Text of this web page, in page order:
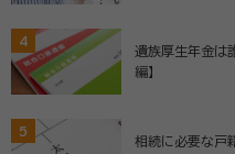
4
遺族厚生年金は
編】
5
相続に必要な戸